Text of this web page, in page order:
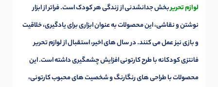
لوازم تحریربخش جدانشدنی از زندگی هر کودک است. فراتر از ابزار
نوشتن و نقاشی، این محصولات به عنوان ابزاری برای یادگیری، خلاقیت
و بازی نیز عمل می کنند. در سال های اخیر، استقبال از لوازم تحریر
فانتزی کودکانه با طرح کارتونی افزایش چشمگیری داشته است. این
محصولات با طراحی های رنگارنگ و شخصیت های محبوب کارتونی،